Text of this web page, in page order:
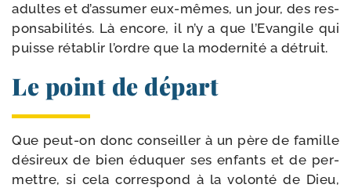
adultes et d’assumer eux-​mêmes, un jour, des res­
pon­sa­bi­li­tés. Là encore, il n’y a que l’Evangile qui
puisse réta­blir l’ordre que la moder­ni­té a détruit.
Le point de départ
Que peut-​on donc conseiller à un père de famille
dési­reux de bien édu­quer ses enfants et de per­
mettre, si cela cor­res­pond à la volon­té de Dieu,